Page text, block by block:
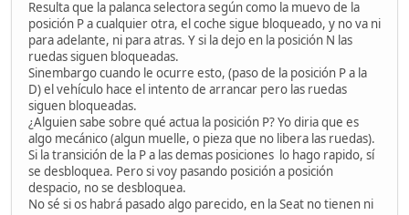
Resulta que la palanca selectora según como la muevo de la
posición P a cualquier otra, el coche sigue bloqueado, y no va ni
para adelante, ni para atras. Y si la dejo en la posición N las
ruedas siguen bloqueadas.
Sinembargo cuando le ocurre esto, (paso de la posición P a la
D) el vehículo hace el intento de arrancar pero las ruedas
siguen bloqueadas.
¿Alguien sabe sobre qué actua la posición P? Yo diria que es
algo mecánico (algun muelle, o pieza que no libera las ruedas).
Si la transición de la P a las demas posiciones lo hago rapido, sí
se desbloquea. Pero si voy pasando posición a posición
despacio, no se desbloquea.
No sé si os habrá pasado algo parecido, en la Seat no tienen ni